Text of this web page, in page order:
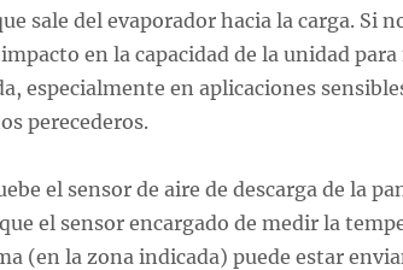
sale del evaporador hacia la carga. Si
en la capacidad de la unidad
especialmente en aplicaciones
perecederos.
el sensor de aire de descarga de la
el sensor encargado de medir la
(en la zona indicada) puede estar